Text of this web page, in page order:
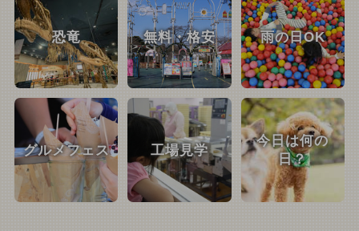
恐竜 無料・格安 雨の日OK
グルメフェス 工場見学
今日は何の
日？